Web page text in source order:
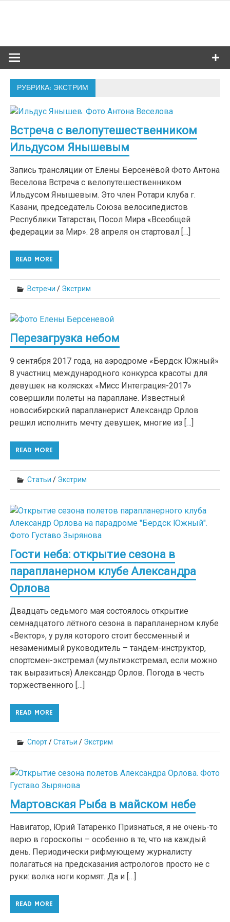
РУБРИКА: ЭКСТРИМ
Встреча с велопутешественником
Ильдусом Янышевым
Запись трансляции от Елены Берсенёвой Фото Антона
Веселова Встреча с велопутешественником
Ильдусом Янышевым. Это член Ротари клуба г.
Казани, председатель Союза велосипедистов
Республики Татарстан, Посол Мира «Всеобщей
федерации за Мир». 28 апреля он стартовал […]
READ MORE
Встречи / Экстрим
Перезагрузка небом
9 сентября 2017 года, на аэродроме «Бердск Южный»
8 участниц международного конкурса красоты для
девушек на колясках «Мисс Интеграция-2017»
совершили полеты на параплане. Известный
новосибирский парапланерист Александр Орлов
решил исполнить мечту девушек, многие из […]
READ MORE
Статьи / Экстрим
Гости неба: открытие сезона в
парапланерном клубе Александра
Орлова
Двадцать седьмого мая состоялось открытие
семнадцатого лётного сезона в парапланерном клубе
«Вектор», у руля которого стоит бессменный и
незаменимый руководитель – тандем-инструктор,
спортсмен-экстремал (мультиэкстремал, если можно
так выразиться) Александр Орлов. Погода в честь
торжественного […]
READ MORE
Спорт/Статьи / Экстрим
Мартовская Рыба в майском небе
Навигатор, Юрий Татаренко Признаться, я не очень-то
верю в гороскопы – особенно в те, что на каждый
день. Периодически рифмующему журналисту
полагаться на предсказания астрологов просто не с
руки: волка ноги кормят. Да и […]
READ MORE